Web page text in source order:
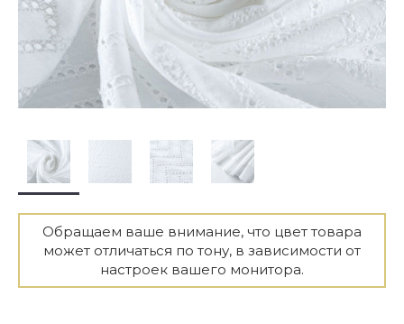
Обращаем ваше внимание, что цвет товара
может отличаться по тону, в зависимости от
настроек вашего монитора.